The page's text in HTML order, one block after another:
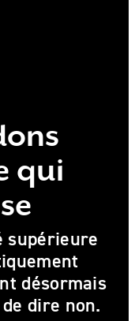
qui
supérieure
désormais
dire non.